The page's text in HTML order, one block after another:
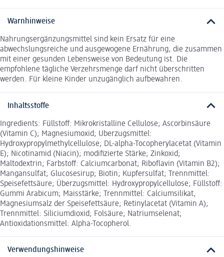
Warnhinweise
Nahrungsergänzungsmittel sind kein Ersatz für eine
abwechslungsreiche und ausgewogene Ernährung, die zusammen
mit einer gesunden Lebensweise von Bedeutung ist. Die
empfohlene tägliche Verzehrsmenge darf nicht überschritten
werden. Für kleine Kinder unzugänglich aufbewahren.
Inhaltsstoffe
Ingredients: Füllstoff: Mikrokristalline Cellulose; Ascorbinsäure
(Vitamin C); Magnesiumoxid; Uberzugsmittel:
Hydroxypropylmethylcellulose; DL-alpha-Tocopherylacetat (Vitamin
E); Nicotinamid (Niacin); modifizierte Stärke; Zinkoxid;
Maltodextrin; Farbstoff: Calciumcarbonat; Riboflavin (Vitamin B2);
Mangansulfat; Glucosesirup; Biotin; Kupfersulfat; Trennmittel:
Speisefettsäure; Überzugsmittel: Hydroxypropylcellulose; Füllstoff:
Gummi Arabicum; Maisstärke; Trennmittel: Calciumsilikat,
Magnesiumsalz der Speisefettsäure; Retinylacetat (Vitamin A);
Trennmittel: Siliciumdioxid; Folsäure; Natriumselenat;
Antioxidationsmittel: Alpha-Tocopherol.
Verwendungshinweise